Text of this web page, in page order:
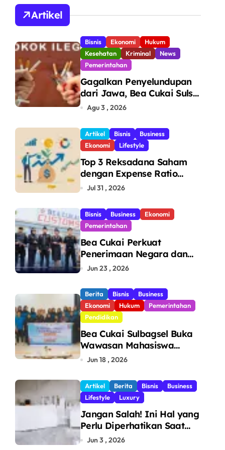
Artikel
Bisnis Ekonomi
Hukum
Kesehatan
Kriminal
News
Pemerintahan
Gagalkan Penyelundupan
dari Jawa, Bea Cukai Sulsel
Sita 7,8 Juta Batang Rokok
di Makassar
Agu 3 , 2026
Artikel Bisnis
Business
Ekonomi
Lifestyle
Top 3 Reksadana Saham
dengan Expense Ratio
Terendah
Jul 31 , 2026
Bisnis Business
Ekonomi
Pemerintahan
Bea Cukai Perkuat
Penerimaan Negara dan
Pengawasan, Setor Rp123,8
Jun 23 , 2026
Berita Bisnis
Business
Ekonomi
Hukum
Pemerintahan
Pendidikan
Bea Cukai Sulbagsel Buka
Wawasan Mahasiswa
Politeknik Bosowa tentang
dan Pencegahan Barang
Ilegal
Jun 18 , 2026
Artikel Berita Bisnis
Business
Lifestyle
Luxury
Jangan Salah! Ini Hal yang
Perlu Diperhatikan Saat
Pasang Big Slab
Jun 3 , 2026